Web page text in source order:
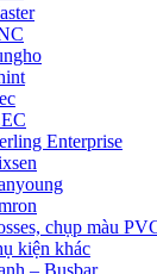
Enterprise
chụp màu
kiện khác
– Busbar